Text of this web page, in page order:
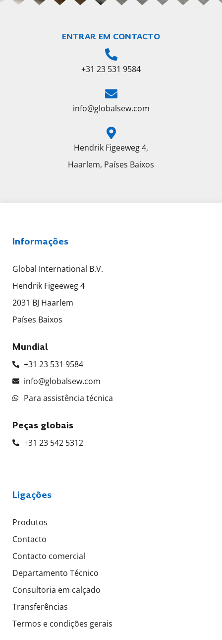
ENTRAR EM CONTACTO
+31 23 531 9584
info@globalsew.com
Hendrik Figeeweg 4,
Haarlem, Países Baixos
Informações
Global International B.V.
Hendrik Figeeweg 4
2031 BJ Haarlem
Países Baixos
Mundial
+31 23 531 9584
info@globalsew.com
Para assistência técnica
Peças globais
+31 23 542 5312
Ligações
Produtos
Contacto
Contacto comercial
Departamento Técnico
Consultoria em calçado
Transferências
Termos e condições gerais